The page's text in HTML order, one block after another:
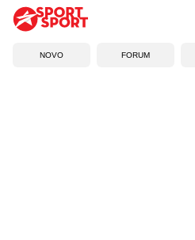
NOVO FORUM